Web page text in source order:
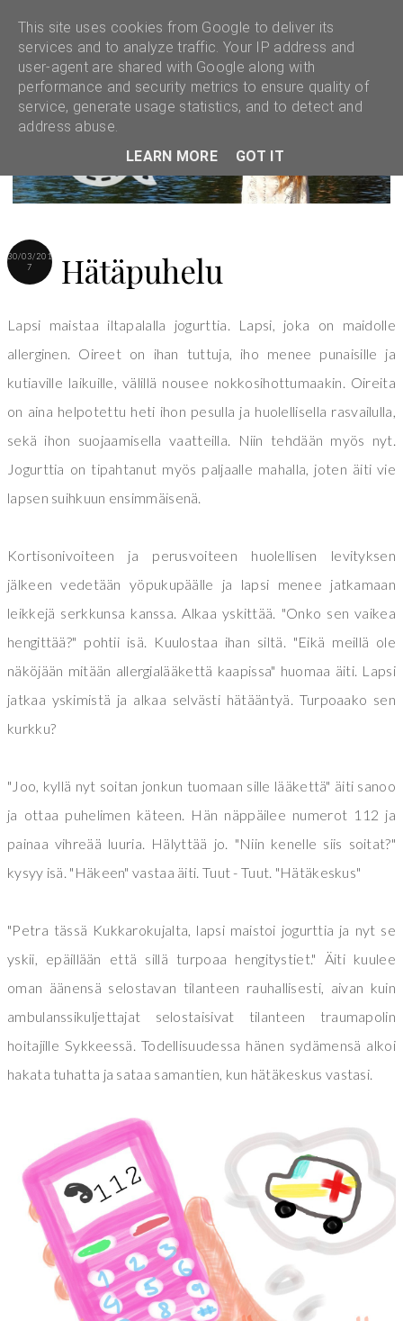
30/03/201
7
Hätäpuhelu
Lapsi maistaa iltapalalla jogurttia. Lapsi, joka on maidolle
allerginen. Oireet on ihan tuttuja, iho menee punaisille ja
kutiaville laikuille, välillä nousee nokkosihottumaakin. Oireita
on aina helpotettu heti ihon pesulla ja huolellisella rasvailulla,
sekä ihon suojaamisella vaatteilla. Niin tehdään myös nyt.
Jogurttia on tipahtanut myös paljaalle mahalla, joten äiti vie
lapsen suihkuun ensimmäisenä.
Kortisonivoiteen ja perusvoiteen huolellisen levityksen
jälkeen vedetään yöpukupäälle ja lapsi menee jatkamaan
leikkejä serkkunsa kanssa. Alkaa yskittää. "Onko sen vaikea
hengittää?" pohtii isä. Kuulostaa ihan siltä. "Eikä meillä ole
näköjään mitään allergialääkettä kaapissa" huomaa äiti. Lapsi
jatkaa yskimistä ja alkaa selvästi hätääntyä. Turpoaako sen
kurkku?
"Joo, kyllä nyt soitan jonkun tuomaan sille lääkettä" äiti sanoo
ja ottaa puhelimen käteen. Hän näppäilee numerot 112 ja
painaa vihreää luuria. Hälyttää jo. "Niin kenelle siis soitat?"
kysyy isä. "Häkeen" vastaa äiti. Tuut - Tuut. "Hätäkeskus"
"Petra tässä Kukkarokujalta, lapsi maistoi jogurttia ja nyt se
yskii, epäillään että sillä turpoaa hengitystiet." Äiti kuulee
oman äänensä selostavan tilanteen rauhallisesti, aivan kuin
ambulanssikuljettajat selostaisivat tilanteen traumapolin
hoitajille Sykkeessä. Todellisuudessa hänen sydämensä alkoi
hakata tuhatta ja sataa samantien, kun hätäkeskus vastasi.
This site uses cookies from Google to deliver its
services and to analyze traffic. Your IP address and
user-agent are shared with Google along with
performance and security metrics to ensure quality of
service, generate usage statistics, and to detect and
address abuse.
LEARN MORE
GOT IT